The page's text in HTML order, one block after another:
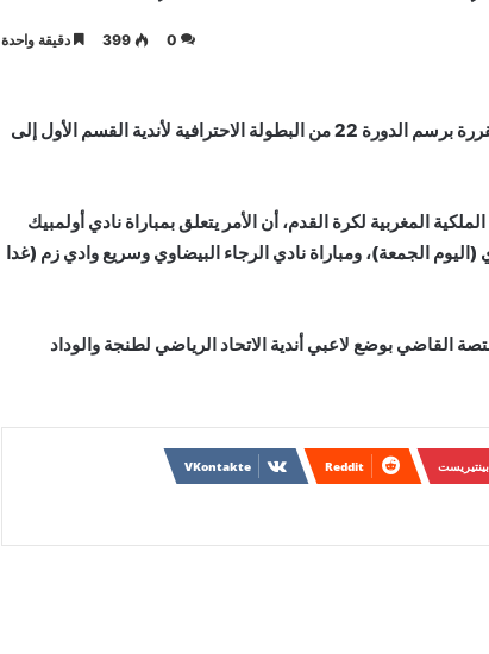
0
399 دقيقة واحدة
قررت العصبة الوطنية لكرة القدم الإحترافية تأجيل ثلاث مباريات، المقررة برسم الدورة 22 من البطولة الاحترافية لأندية القسم الأول إلى
المغربية لكرة القدم، أن الأمر يتعلق بمباراة نادي أولمبيك
الجمعة)، ومباراة نادي الرجاء البيضاوي وسريع وادي زم (غدا
القاضي بوضع لاعبي أندية الاتحاد الرياضي لطنجة والوداد
بينتيريست